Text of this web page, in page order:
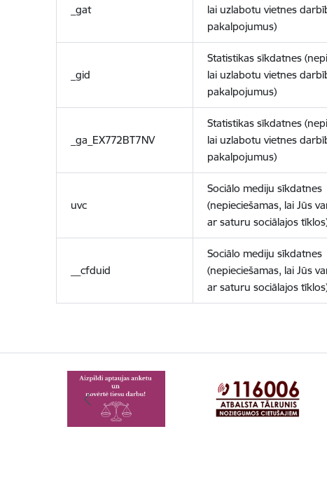
_gat
lai uzlabotu vietnes
pakalpojumus)
_gid
Statistikas sīkdatnes
lai uzlabotu vietnes
pakalpojumus)
_ga_EX772BT7NV
Statistikas sīkdatnes
lai uzlabotu vietnes
pakalpojumus)
uvc
Sociālo mediju sīkdatnes
(nepieciešamas, lai Jūs
ar saturu sociālajos
__cfduid
Sociālo mediju sīkdatnes
(nepieciešamas, lai Jūs
ar saturu sociālajos